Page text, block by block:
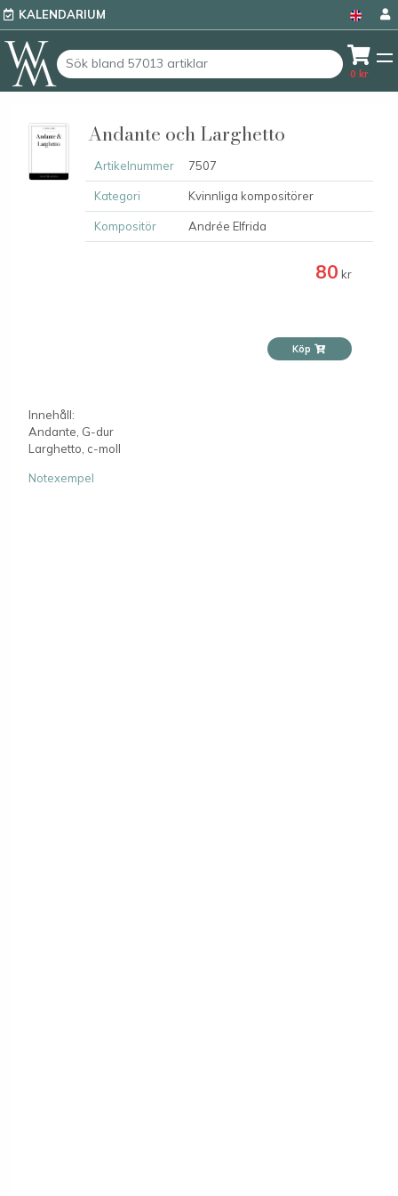
KALENDARIUM
0 kr
Andante och Larghetto
Artikelnummer 7507
Kategori Kvinnliga kompositörer
Kompositör Andrée Elfrida
80 kr
Köp
Innehåll:
Andante, G-dur
Larghetto, c-moll
Notexempel